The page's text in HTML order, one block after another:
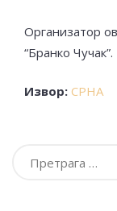
Организатор
“Бранко Чучак”.
Извор: СРНА